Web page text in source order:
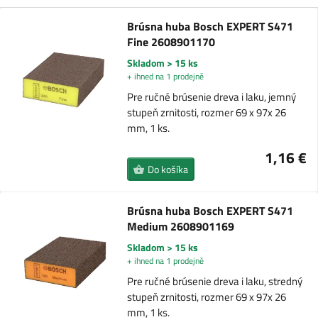
Brúsna huba Bosch EXPERT S471
Fine 2608901170
Skladom > 15 ks
+ ihned na 1 prodejně
Pre ručné brúsenie dreva i laku, jemný
stupeň zrnitosti, rozmer 69 x 97x 26
mm, 1 ks.
1,16 €
Do košíka
Brúsna huba Bosch EXPERT S471
Medium 2608901169
Skladom > 15 ks
+ ihned na 1 prodejně
Pre ručné brúsenie dreva i laku, stredný
stupeň zrnitosti, rozmer 69 x 97x 26
mm, 1 ks.